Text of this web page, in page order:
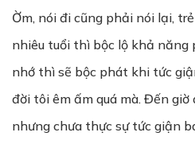
Ờm, nói đi cũng phải nói lại,
nhiêu tuổi thì bộc lộ khả
nhớ thì sẽ bộc phát khi tức
đời tôi êm ấm quá mà. Đến
nhưng chưa thực sự tức giận